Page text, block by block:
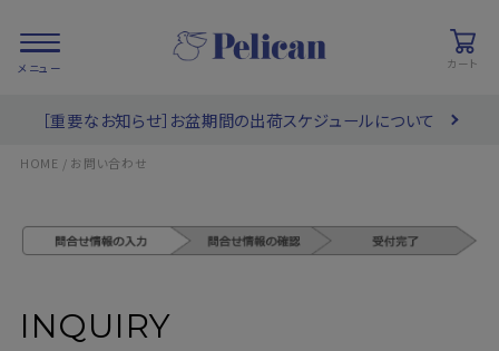
カート
検索
PRODUCTS/ 商品を探す
［重要なお知らせ］お盆期間の出荷スケジュールについて
HOME お問い合わせ
INQUIRY